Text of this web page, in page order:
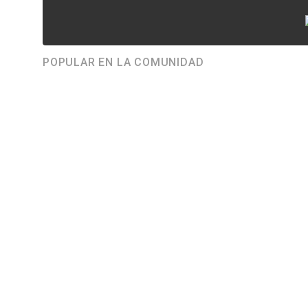
POPULAR EN LA COMUNIDAD